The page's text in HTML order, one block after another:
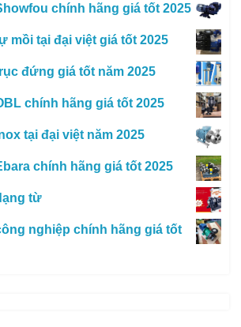
chính hãng giá tốt 2025
mồi tại đại việt giá tốt 2025
đứng giá tốt năm 2025
chính hãng giá tốt 2025
tại đại việt năm 2025
chính hãng giá tốt 2025
từ
nghiệp chính hãng giá tốt